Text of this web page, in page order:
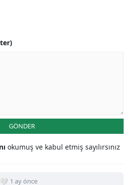
GÖNDER
okumuş ve kabul etmiş sayılırsınız
1 ay önce